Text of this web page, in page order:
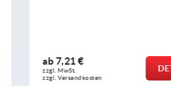
ab5,71 €
zzgl. MwSt.
zzgl. Versandkosten